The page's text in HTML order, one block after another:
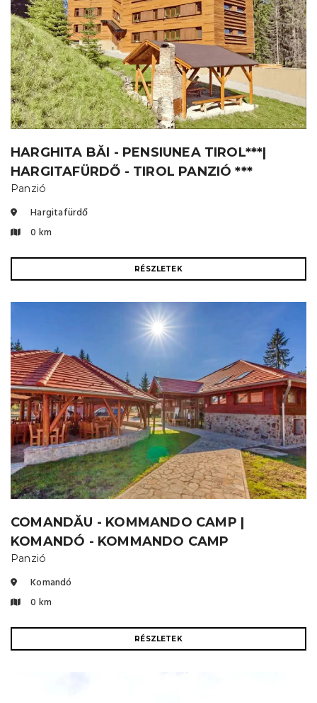
HARGHITA BĂI - PENSIUNEA TIROL***|
HARGITAFÜRDŐ - TIROL PANZIÓ ***
Panzió
Hargitafürdő
0 km
RÉSZLETEK
COMANDĂU - KOMMANDO CAMP |
KOMANDÓ - KOMMANDO CAMP
Panzió
Komandó
0 km
RÉSZLETEK